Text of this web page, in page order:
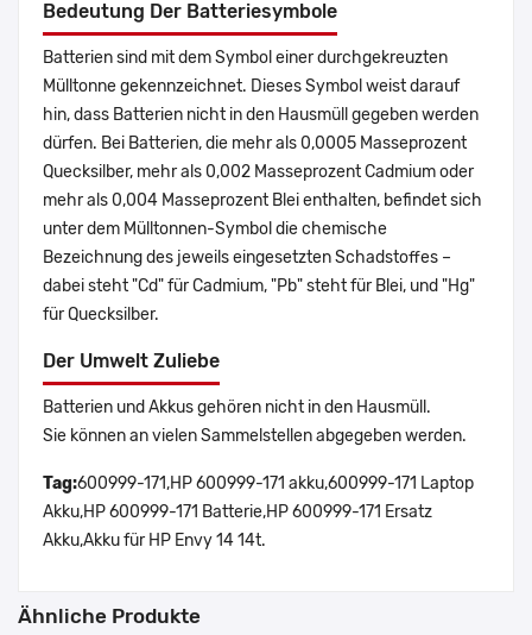
Bedeutung Der Batteriesymbole
Batterien sind mit dem Symbol einer durchgekreuzten
Mülltonne gekennzeichnet. Dieses Symbol weist darauf
hin, dass Batterien nicht in den Hausmüll gegeben werden
dürfen. Bei Batterien, die mehr als 0,0005 Masseprozent
Quecksilber, mehr als 0,002 Masseprozent Cadmium oder
mehr als 0,004 Masseprozent Blei enthalten, befindet sich
unter dem Mülltonnen-Symbol die chemische
Bezeichnung des jeweils eingesetzten Schadstoffes –
dabei steht "Cd" für Cadmium, "Pb" steht für Blei, und "Hg"
für Quecksilber.
Der Umwelt Zuliebe
Batterien und Akkus gehören nicht in den Hausmüll.
Sie können an vielen Sammelstellen abgegeben werden.
Tag:600999-171,HP 600999-171 akku,600999-171 Laptop
Akku,HP 600999-171 Batterie,HP 600999-171 Ersatz
Akku,Akku für HP Envy 14 14t.
Ähnliche Produkte